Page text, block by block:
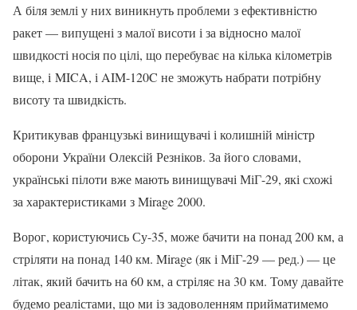
А біля землі у них виникнуть проблеми з ефективністю
ракет — випущені з малої висоти і за відносно малої
швидкості носія по цілі, що перебуває на кілька кілометрів
вище, і MICA, і AIM-120C не зможуть набрати потрібну
висоту та швидкість.
Критикував французькі винищувачі і колишній міністр
оборони України Олексій Резніков. За його словами,
українські пілоти вже мають винищувачі МіГ-29, які схожі
за характеристиками з Mirage 2000.
Ворог, користуючись Су-35, може бачити на понад 200 км, а
стріляти на понад 140 км. Mirage (як і МіГ-29 — ред.) — це
літак, який бачить на 60 км, а стріляє на 30 км. Тому давайте
будемо реалістами, що ми із задоволенням прийматимемо